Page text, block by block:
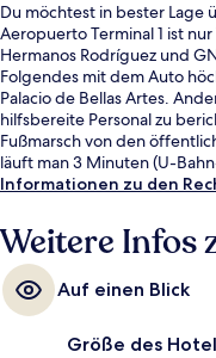
Du möchtest in bester Lage
Aeropuerto Terminal 1 ist
Hermanos Rodríguez und
Folgendes mit dem Auto
Palacio de Bellas Artes.
hilfsbereite Personal zu
Fußmarsch von den
läuft man 3 Minuten (U-
(Bahnhof Air).
Informationen zu den
Weitere Infos
Auf einen Blick
Größe des